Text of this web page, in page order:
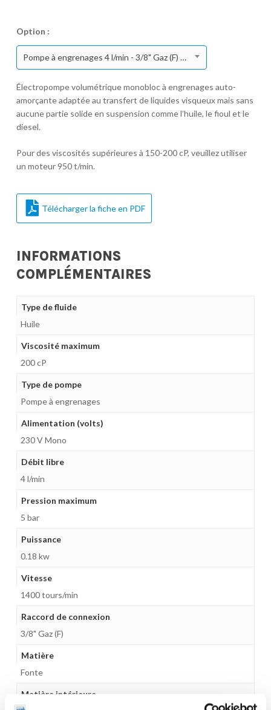
Option :
Pompe à engrenages 4 l/min - 3/8" Gaz (F) - 230 V Mono - 1400 TRM - 5 bar
Électropompe volumétrique monobloc à engrenages auto-
amorçante adaptée au transfert de liquides visqueux mais sans
aucune partie solide en suspension comme l’huile, le fioul et le
diesel.
Pour des viscosités supérieures à 150-200 cP, veuillez utiliser
un moteur 950 t/min.
Télécharger la fiche en PDF
INFORMATIONS
COMPLÉMENTAIRES
Type de fluide
Huile
Viscosité maximum
200 cP
Type de pompe
Pompe à engrenages
Alimentation (volts)
230 V Mono
Débit libre
4 l/min
Pression maximum
5 bar
Puissance
0.18 kw
Vitesse
1400 tours/min
Raccord de connexion
3/8" Gaz (F)
Matière
Fonte
Matière intérieure